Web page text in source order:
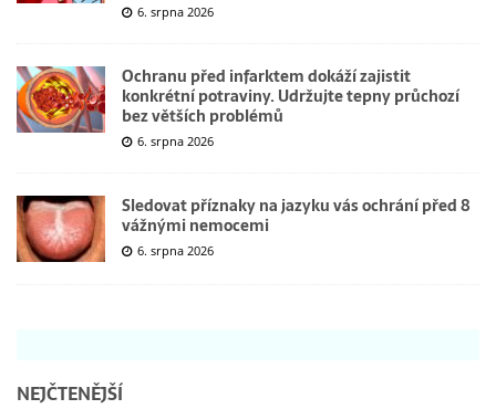
6. srpna 2026
Ochranu před infarktem dokáží zajistit
konkrétní potraviny. Udržujte tepny průchozí
bez větších problémů
6. srpna 2026
Sledovat příznaky na jazyku vás ochrání před 8
vážnými nemocemi
6. srpna 2026
NEJČTENĚJŠÍ